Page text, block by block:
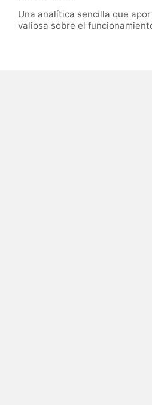
Una analítica sencilla que
valiosa sobre el